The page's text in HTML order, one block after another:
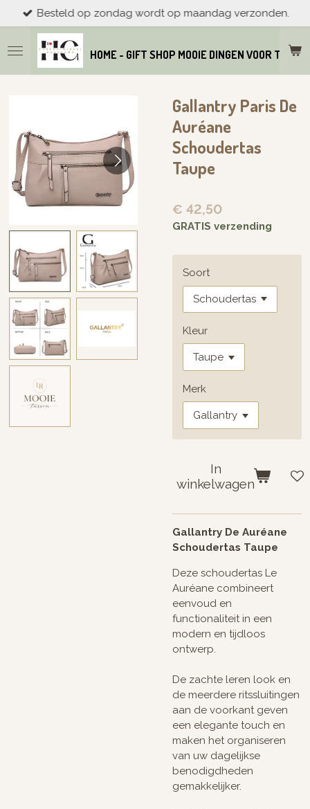
direct
naar
de
hoofdinhoud
HOME - GIFT SHOP MOOIE DINGEN VOOR THUIS
Besteld op zondag wordt op maandag verzonden.
Gallantry Paris De
Auréane
Schoudertas
Taupe
€ 42,50
GRATIS verzending
Soort
Kleur
Merk
In
winkelwagen
Gallantry De Auréane
Schoudertas Taupe
Deze schoudertas Le
Auréane combineert
eenvoud en
functionaliteit in een
modern en tijdloos
ontwerp.
De zachte leren look en
de meerdere ritssluitingen
aan de voorkant geven
een elegante touch en
maken het organiseren
van uw dagelijkse
benodigdheden
gemakkelijker.